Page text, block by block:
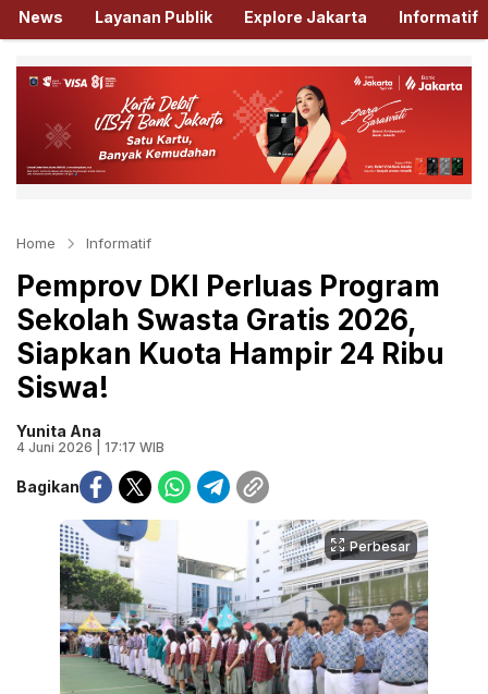
Haijakarta.id
Semua Tentang Jakarta Ada Disini!
News Layanan Publik Explore Jakarta Informatif
Home Informatif
Pemprov DKI Perluas Program
Sekolah Swasta Gratis 2026,
Siapkan Kuota Hampir 24 Ribu
Siswa!
Yunita Ana
4 Juni 2026 | 17:17 WIB
Bagikan
Perbesar